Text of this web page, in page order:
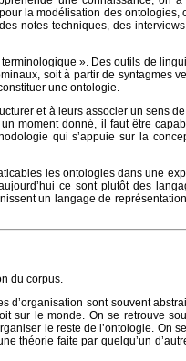
la modélisation des ontologies,
notes techniques, des
». Des outils de
soit à partir de syntagmes
une ontologie.
et à leurs associer un sens
moment donné, il faut être
qui s’appuie sur la
les ontologies dans une
ce sont plutôt des
un langage de
du corpus.
d’organisation sont souvent
sur le monde. On se retrouve
le reste de l’ontologie. On
théorie faite par quelqu’un